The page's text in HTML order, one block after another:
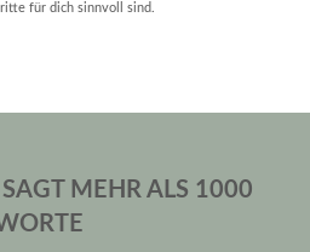
für dich sinnvoll sind.
MEHR ALS 1000